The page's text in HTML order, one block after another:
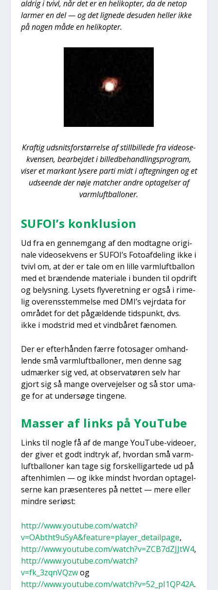
aldrig i tvivl, når det er en heli­kop­ter, da de net­op
lar­mer en del — og det lig­ne­de des­u­den hel­ler ikke
på nogen måde en heli­kop­ter.
Kraf­tig udsnits­for­stør­rel­se af stil­l­bil­le­de fra video­se­
kven­sen, bear­bej­det i bil­led­be­hand­lings­pro­gram,
viser et mar­kant lyse­re par­ti midt i afteg­nin­gen og et
udse­en­de der nøje mat­cher andre opta­gel­ser af
varm­luft­bal­lo­ner.
SUFOI’s kon­klu­sion
Ud fra en gen­nem­gang af den mod­tag­ne ori­gi­
na­le video­se­kvens er SUFOI’s Foto­af­de­ling ikke i
tvivl om, at der er tale om en lil­le varm­luft­bal­lon
med et bræn­den­de mate­ri­a­le i bun­den til opdrift
og belys­ning. Lysets fly­ve­ret­ning er også i rime­
lig over­ens­stem­mel­se med DMI’s vej­r­da­ta for
områ­det for det pågæl­den­de tids­punkt, dvs.
ikke i mod­strid med et vind­bå­ret fæno­men.
Der er efter­hån­den fær­re fotosa­ger omhand­
len­de små varm­luft­bal­lo­ner, men den­ne sag
udmær­ker sig ved, at obser­va­tø­ren selv har
gjort sig så man­ge over­vej­el­ser og så stor uma­
ge for at under­sø­ge tin­ge­ne.
Mas­ser af links på YouTu­be
Links til nog­le få af de man­ge YouTu­be-video­er,
der giver et godt ind­tryk af, hvor­dan små varm­
luft­bal­lo­ner kan tage sig for­skel­lig­ar­te­de ud på
aften­him­len — og ikke mindst hvor­dan opta­gel­
ser­ne kan præ­sen­te­res på net­tet — mere eller
min­dre seri­øst:
http://www.youtube.com/watch?
v=OAbtht9uSyA&feature=player_detailpage,
http://www.youtube.com/watch?v=ZCB7dZJJtW4,
http://www.youtube.com/watch?
v=fk_3zqnVQzw og
http://www.youtube.com/watch?v=52_pI1QP42A.